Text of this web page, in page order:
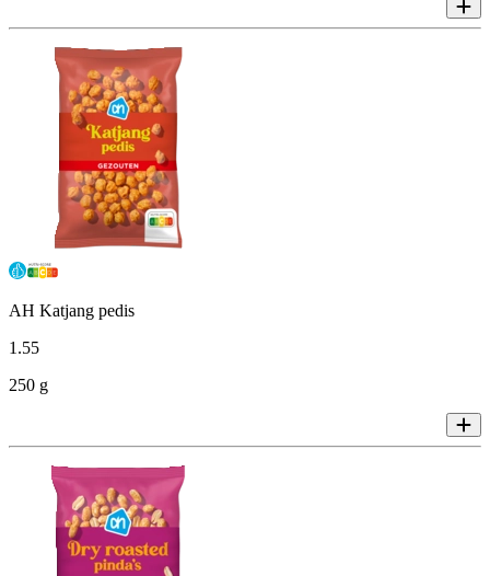
AH Katjang pedis
1.55
250 g